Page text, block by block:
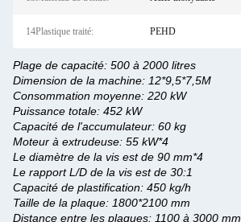
14Plastique traité: PEHD
Plage de capacité: 500 à 2000 litres
Dimension de la machine: 12*9,5*7,5M
Consommation moyenne: 220 kW
Puissance totale: 452 kW
Capacité de l'accumulateur: 60 kg
Moteur à extrudeuse: 55 kW*4
Le diamètre de la vis est de 90 mm*4
Le rapport L/D de la vis est de 30:1
Capacité de plastification: 450 kg/h
Taille de la plaque: 1800*2100 mm
Distance entre les plaques: 1100 à 3000 mm